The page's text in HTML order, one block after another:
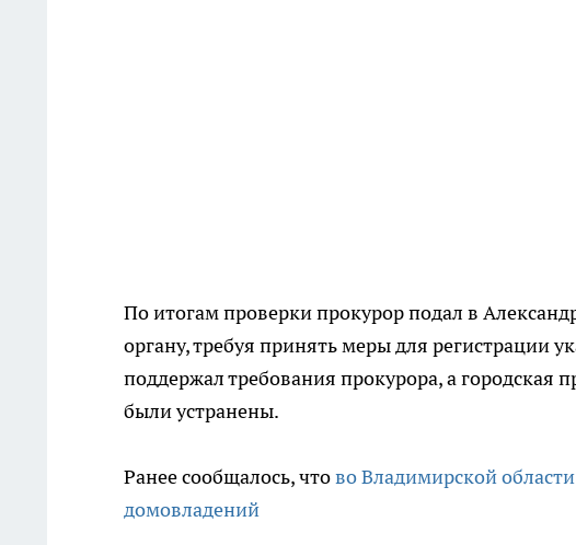
По итогам проверки прокурор подал в
органу, требуя принять меры для регистрации
поддержал требования прокурора, а городская
были устранены.
Ранее сообщалось, чтово Владимирской
домовладений